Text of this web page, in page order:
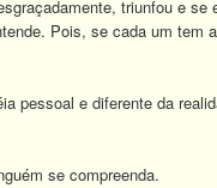
triunfou e
Pois, se cada um tem
pessoal e diferente da
se compreenda.